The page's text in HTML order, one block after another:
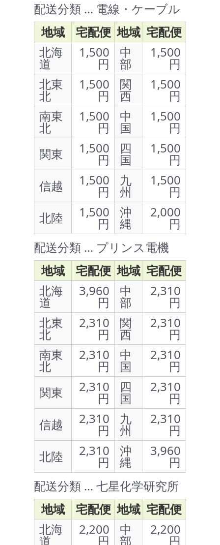
配送分類 … 電線・ケーブル
地域
宅配便 地域 宅配便
北海
道
1,500
円
中
部
1,500
円
北東
北
1,500
円
関
西
1,500
円
南東
北
1,500
円
中
国
1,500
円
関東
1,500
円
四
国
1,500
円
信越
1,500
円
九
州
1,500
円
北陸
1,500
円
沖
縄
2,000
円
配送分類 … プリンス電機
地域
宅配便 地域 宅配便
北海
道
3,960
円
中
部
2,310
円
北東
北
2,310
円
関
西
2,310
円
南東
北
2,310
円
中
国
2,310
円
関東
2,310
円
四
国
2,310
円
信越
2,310
円
九
州
2,310
円
北陸
2,310
円
沖
縄
3,960
円
配送分類 … 七星化学研究所
地域
宅配便 地域 宅配便
北海
道
2,200
円
中
部
2,200
円